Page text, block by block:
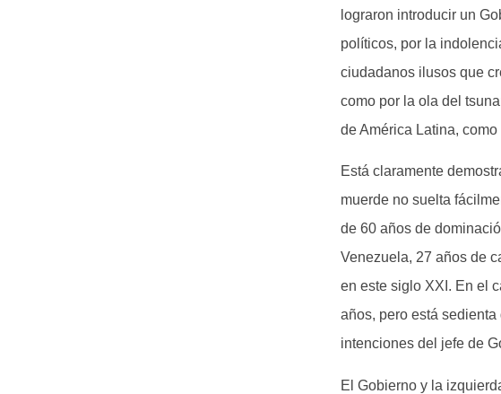
lograron introducir un
políticos, por la
ciudadanos ilusos que
como por la ola del
de América Latina,
Está claramente
muerde no suelta
de 60 años de
Venezuela, 27 años de
en este siglo XXI. En el
años, pero está
intenciones del jefe de
El Gobierno y la